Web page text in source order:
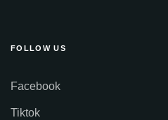
FOLLOW US
Facebook
Tiktok